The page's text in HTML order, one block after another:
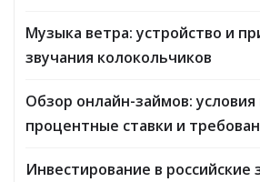
Музыка ветра: устройство и
звучания колокольчиков
Обзор онлайн-займов:
процентные ставки и
Инвестирование в российские